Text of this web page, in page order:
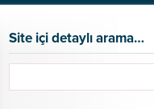
Site içi detaylı arama…